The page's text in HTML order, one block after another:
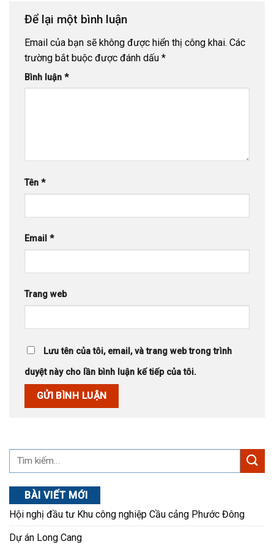
Để lại một bình luận
Email của bạn sẽ không được hiển thị công khai. Các
trường bắt buộc được đánh dấu *
Bình luận *
Tên *
Email *
Trang web
Lưu tên của tôi, email, và trang web trong trình
duyệt này cho lần bình luận kế tiếp của tôi.
BÀI VIẾT MỚI
Hội nghị đầu tư Khu công nghiệp Cầu cảng Phước Đông
Dự án Long Cang